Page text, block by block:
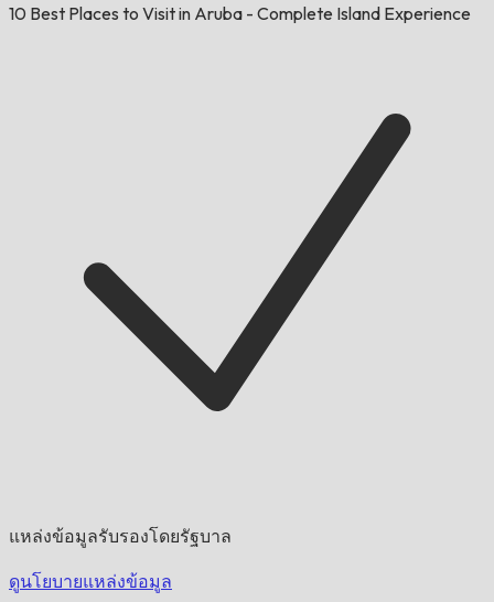
10 Best Places to Visit in Aruba - Complete Island Experience
แหล่งข้อมูลรับรองโดยรัฐบาล
ดูนโยบายแหล่งข้อมูล